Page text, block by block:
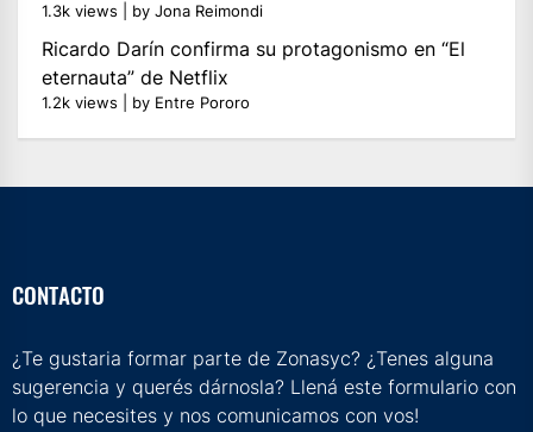
1.3k views by Jona Reimondi
Ricardo Darín confirma su protagonismo en “El
eternauta” de Netflix
1.2k views by Entre Pororo
CONTACTO
¿Te gustaria formar parte de Zonasyc? ¿Tenes alguna
sugerencia y querés dárnosla? Llená este formulario con
lo que necesites y nos comunicamos con vos!